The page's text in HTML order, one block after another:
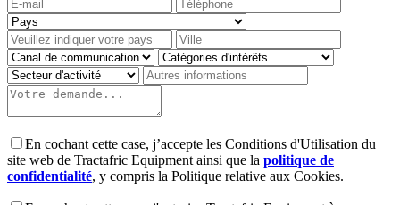
En cochant cette case, j’accepte les Conditions d'Utilisation du
site web de Tractafric Equipment ainsi que la politique de
confidentialité, y compris la Politique relative aux Cookies.